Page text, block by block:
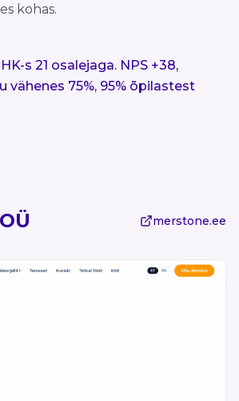
kohas.
s 21 osalejaga. NPS +38,
vähenes 75%, 95% õpilastest
merstone.ee